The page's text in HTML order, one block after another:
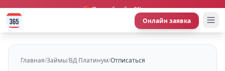
🎁 Первый займ 0%
Онлайн заявка
Главная/Займы/ВД Платинум/Отписаться